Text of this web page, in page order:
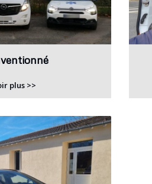
plus >>